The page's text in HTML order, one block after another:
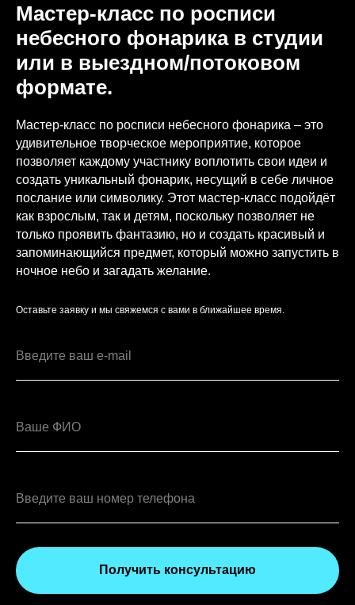
Мастер-класс по росписи
небесного фонарика в студии
или в выездном/потоковом
формате.
Мастер-класс по росписи небесного фонарика – это
удивительное творческое мероприятие, которое
позволяет каждому участнику воплотить свои идеи и
создать уникальный фонарик, несущий в себе личное
послание или символику. Этот мастер-класс подойдёт
как взрослым, так и детям, поскольку позволяет не
только проявить фантазию, но и создать красивый и
запоминающийся предмет, который можно запустить в
ночное небо и загадать желание.
Оставьте заявку и мы свяжемся с вами в ближайшее время.
Получить консультацию